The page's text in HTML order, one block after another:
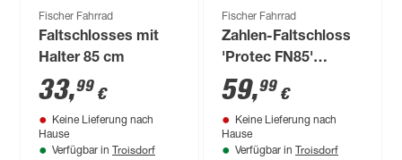
Fischer Fahrrad
Faltschlosses mit
Halter 85 cm
33,99 €
Keine Lieferung nach
Hause
Verfügbar in Troisdorf
Fischer Fahrrad
Zahlen-Faltschloss
'Protec FN85'
schwarz 85 cm
59,99 €
Keine Lieferung nach
Hause
Verfügbar in Troisdorf